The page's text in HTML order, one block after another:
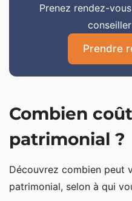
Prenez rendez-
Prendre
Combien
patrimonial ?
Découvrez combien peut
patrimonial, selon à qui